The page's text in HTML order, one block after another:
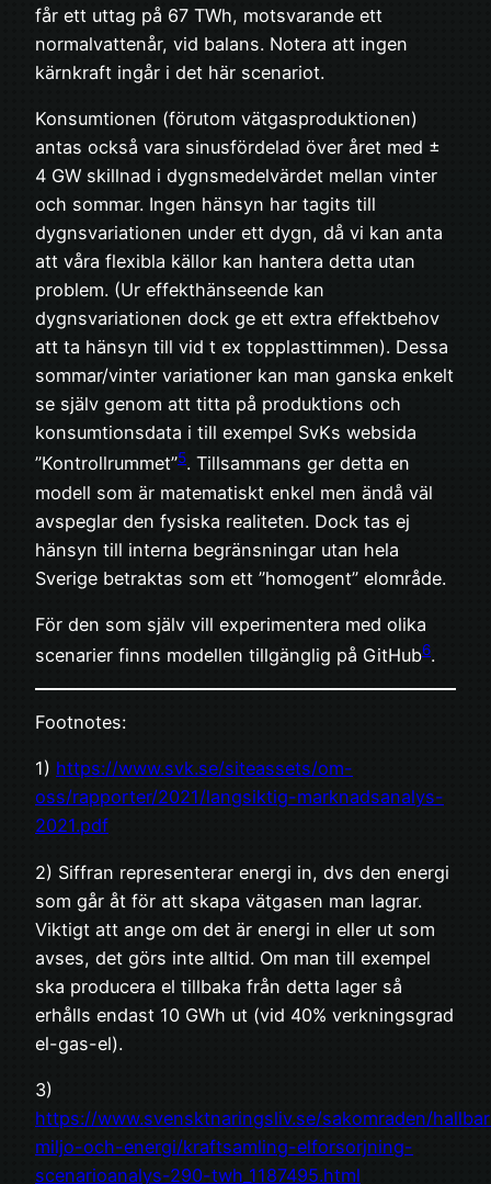
får ett uttag på 67 TWh, motsvarande ett
normalvattenår, vid balans. Notera att ingen
kärnkraft ingår i det här scenariot.
Konsumtionen (förutom vätgasproduktionen)
antas också vara sinusfördelad över året med ±
4 GW skillnad i dygnsmedelvärdet mellan vinter
och sommar. Ingen hänsyn har tagits till
dygnsvariationen under ett dygn, då vi kan anta
att våra flexibla källor kan hantera detta utan
problem. (Ur effekthänseende kan
dygnsvariationen dock ge ett extra effektbehov
att ta hänsyn till vid t ex topplasttimmen). Dessa
sommar/vinter variationer kan man ganska enkelt
se själv genom att titta på produktions och
konsumtionsdata i till exempel SvKs websida
”Kontrollrummet”5. Tillsammans ger detta en
modell som är matematiskt enkel men ändå väl
avspeglar den fysiska realiteten. Dock tas ej
hänsyn till interna begränsningar utan hela
Sverige betraktas som ett ”homogent” elområde.
För den som själv vill experimentera med olika
scenarier finns modellen tillgänglig på GitHub6.
Footnotes:
1) https://www.svk.se/siteassets/om-
oss/rapporter/2021/langsiktig-marknadsanalys-
2021.pdf
2) Siffran representerar energi in, dvs den energi
som går åt för att skapa vätgasen man lagrar.
Viktigt att ange om det är energi in eller ut som
avses, det görs inte alltid. Om man till exempel
ska producera el tillbaka från detta lager så
erhålls endast 10 GWh ut (vid 40% verkningsgrad
el-gas-el).
3)
https://www.svensktnaringsliv.se/sakomraden/
miljo-och-energi/kraftsamling-elforsorjning-
scenarioanalys-290-twh_1187495.html